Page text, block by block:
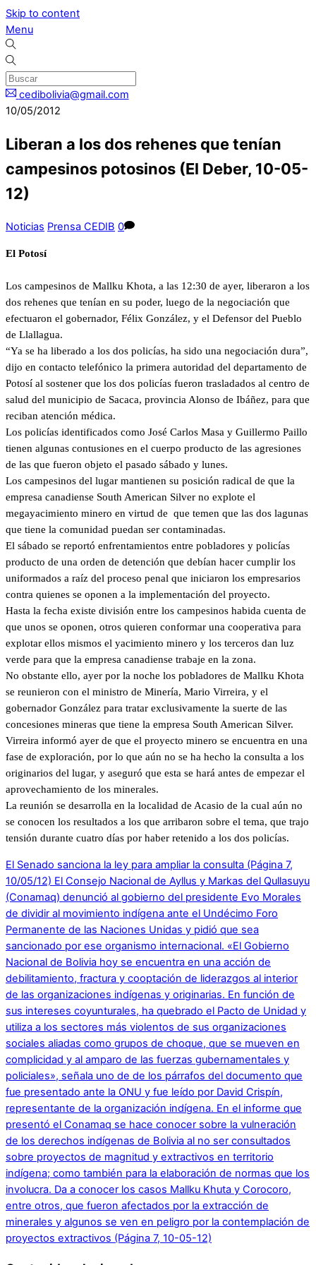
Skip to content
Menu
cedibolivia@gmail.com
10/05/2012
Liberan a los dos rehenes que tenían
campesinos potosinos (El Deber, 10-05-
12)
Noticias Prensa CEDIB 0
El Potosí
Los campesinos de Mallku Khota, a las 12:30 de ayer, liberaron a los
dos rehenes que tenían en su poder, luego de la negociación que
efectuaron el gobernador, Félix González, y el Defensor del Pueblo
de Llallagua.
“Ya se ha liberado a los dos policías, ha sido una negociación dura”,
dijo en contacto telefónico la primera autoridad del departamento de
Potosí al sostener que los dos policías fueron trasladados al centro de
salud del municipio de Sacaca, provincia Alonso de Ibáñez, para que
reciban atención médica.
Los policías identificados como José Carlos Masa y Guillermo Paillo
tienen algunas contusiones en el cuerpo producto de las agresiones
de las que fueron objeto el pasado sábado y lunes.
Los campesinos del lugar mantienen su posición radical de que la
empresa canadiense South American Silver no explote el
megayacimiento minero en virtud de que temen que las dos lagunas
que tiene la comunidad puedan ser contaminadas.
El sábado se reportó enfrentamientos entre pobladores y policías
producto de una orden de detención que debían hacer cumplir los
uniformados a raíz del proceso penal que iniciaron los empresarios
contra quienes se oponen a la implementación del proyecto.
Hasta la fecha existe división entre los campesinos habida cuenta de
que unos se oponen, otros quieren conformar una cooperativa para
explotar ellos mismos el yacimiento minero y los terceros dan luz
verde para que la empresa canadiense trabaje en la zona.
No obstante ello, ayer por la noche los pobladores de Mallku Khota
se reunieron con el ministro de Minería, Mario Virreira, y el
gobernador González para tratar exclusivamente la suerte de las
concesiones mineras que tiene la empresa South American Silver.
Virreira informó ayer de que el proyecto minero se encuentra en una
fase de exploración, por lo que aún no se ha hecho la consulta a los
originarios del lugar, y aseguró que esta se hará antes de empezar el
aprovechamiento de los minerales.
La reunión se desarrolla en la localidad de Acasio de la cual aún no
se conocen los resultados a los que arribaron sobre el tema, que trajo
tensión durante cuatro días por haber retenido a los dos policías.
El Senado sanciona la ley para ampliar la consulta (Página 7,
10/05/12) El Consejo Nacional de Ayllus y Markas del Qullasuyu
(Conamaq) denunció al gobierno del presidente Evo Morales
de dividir al movimiento indígena ante el Undécimo Foro
Permanente de las Naciones Unidas y pidió que sea
sancionado por ese organismo internacional. «El Gobierno
Nacional de Bolivia hoy se encuentra en una acción de
debilitamiento, fractura y cooptación de liderazgos al interior
de las organizaciones indígenas y originarias. En función de
sus intereses coyunturales, ha quebrado el Pacto de Unidad y
utiliza a los sectores más violentos de sus organizaciones
sociales aliadas como grupos de choque, que se mueven en
complicidad y al amparo de las fuerzas gubernamentales y
policiales», señala uno de de los párrafos del documento que
fue presentado ante la ONU y fue leído por David Crispín,
representante de la organización indígena. En el informe que
presentó el Conamaq se hace conocer sobre la vulneración
de los derechos indígenas de Bolivia al no ser consultados
sobre proyectos de magnitud y extractivos en territorio
indígena; como también para la elaboración de normas que los
involucra. Da a conocer los casos Mallku Khuta y Corocoro,
entre otros, que fueron afectados por la extracción de
minerales y algunos se ven en peligro por la contemplación de
proyectos extractivos (Página 7, 10-05-12)